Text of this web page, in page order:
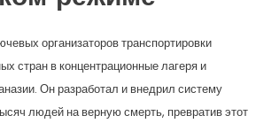
организаторов транспортировки
стран в концентрационные лагеря и
Он разработал и внедрил систему
людей на верную смерть, превратив этот